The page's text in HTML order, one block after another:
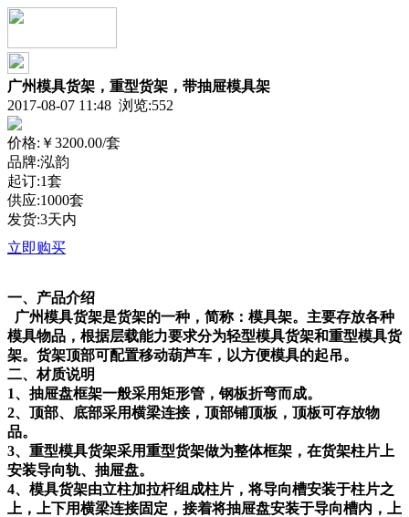
广州模具货架，重型货架，带抽屉模具架
2017-08-07 11:48 浏览:552
价格: ￥3200.00/套
品牌:泓韵
起订:1套
供应:1000套
发货:3天内
立即购买
一、产品介绍
广州模具货架是货架的一种，简称：模具架。主要存放各种
模具物品，根据层载能力要求分为轻型模具货架和重型模具货
架。货架顶部可配置移动葫芦车，以方便模具的起吊。
二、材质说明
1、抽屉盘框架一般采用矩形管，钢板折弯而成。
2、顶部、底部采用横梁连接，顶部铺顶板，顶板可存放物
品。
3、重型模具货架采用重型货架做为整体框架，在货架柱片上
安装导向轨、抽屉盘。
4、模具货架由立柱加拉杆组成柱片，将导向槽安装于柱片之
上，上下用横梁连接固定，接着将抽屉盘安装于导向槽内，上